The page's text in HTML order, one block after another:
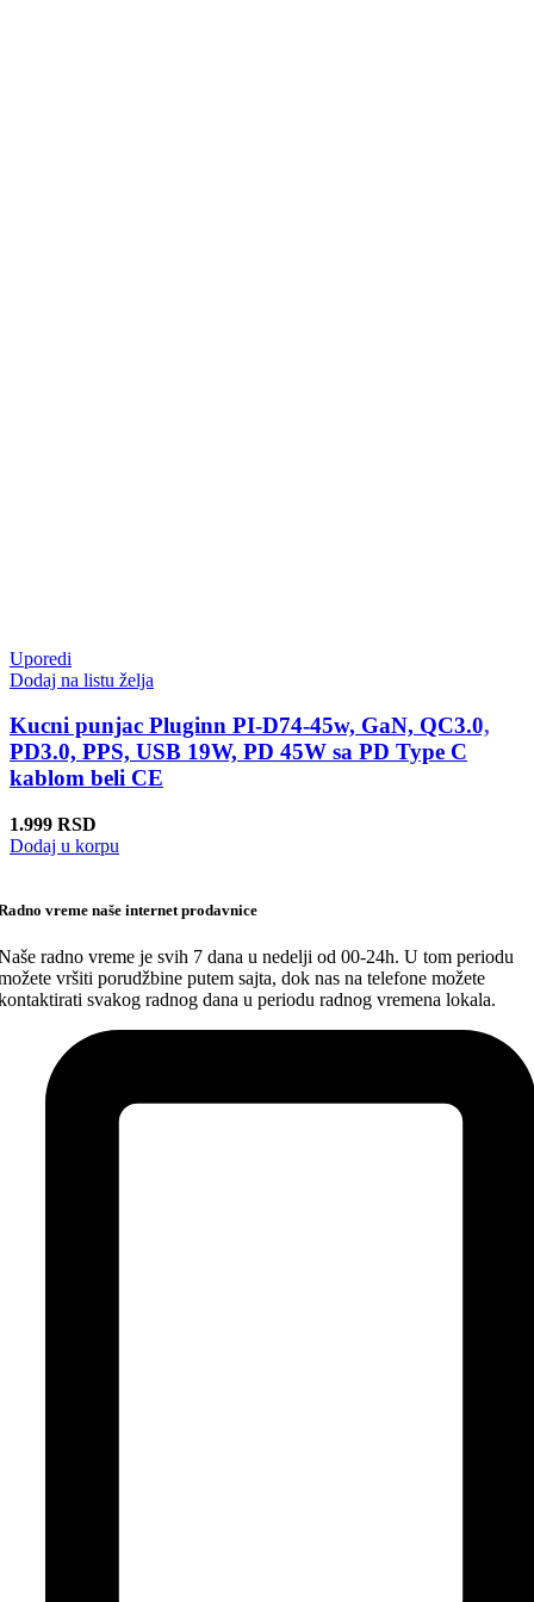
Uporedi
Dodaj na listu želja
Kucni punjac Pluginn PI-D74-45w, GaN, QC3.0,
PD3.0, PPS, USB 19W, PD 45W sa PD Type C
kablom beli CE
1.999 RSD
Dodaj u korpu
vreme naše internet prodavnice
radno vreme je svih 7 dana u nedelji od 00-24h. U tom periodu
vršiti porudžbine putem sajta, dok nas na telefone možete
svakog radnog dana u periodu radnog vremena lokala.